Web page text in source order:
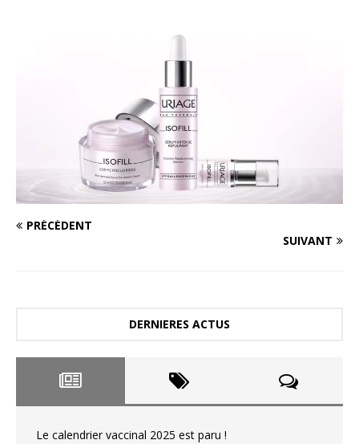
PRÉCÉDENT
SUIVANT
DERNIERES ACTUS
Le calendrier vaccinal 2025 est paru !